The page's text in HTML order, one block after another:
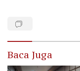
Baca Juga